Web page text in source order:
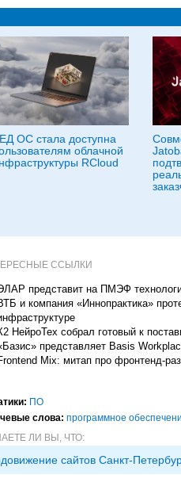
ОС стала доступна
облачной
RCloud
ССЫЛКИ
представит на ПМЭФ
и компания «Иннопрактика»
НейроТех собрал готовый к
представляет Basis
Mix: митап про фронтенд-
ПО
слова: программное
ЛИ ВЫ, ЧТО:
сайтов Санкт-